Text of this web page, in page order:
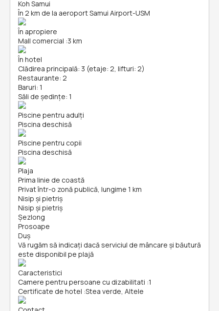
Koh Samui
În 2 km de la aeroport Samui Airport-USM
În apropiere
Mall comercial :3 km
În hotel
Clădirea principală: 3 (etaje: 2, lifturi: 2)
Restaurante: 2
Baruri: 1
Săli de ședințe: 1
Piscine pentru adulți
Piscina deschisă
Piscine pentru copii
Piscina deschisă
Plaja
Prima linie de coastă
Privat într-o zonă publică, lungime 1 km
Nisip și pietriş
Nisip și pietriş
Șezlong
Prosoape
Duș
Vă rugăm să indicați dacă serviciul de mâncare și băutură
este disponibil pe plajă
Caracteristici
Camere pentru persoane cu dizabilitati :1
Certificate de hotel :Stea verde, Altele